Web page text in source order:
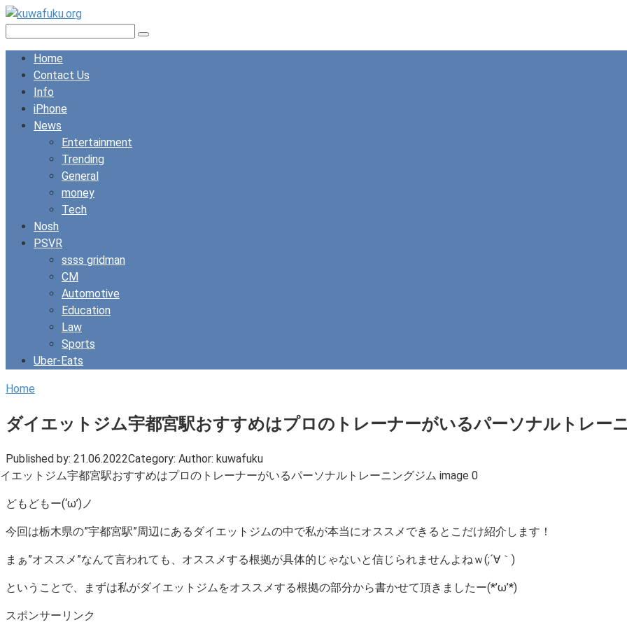
Skip
Home
Contact Us
Info
iPhone
News
Entertainment
Trending
General
money
Tech
Nosh
PSVR
ssss gridman
CM
Automotive
Education
Law
Sports
Uber-Eats
Home
ダイエットジム宇都宮駅おすすめはプロのトレーナーがいるパーソナルトレー
Published by: 21.06.2022Category: Author: kuwafuku
どもどもー(‘ω’)ノ
今回は栃木県の”宇都宮駅”周辺にあるダイエットジムの中で私が本当にオススメ できるとこだけ紹介します！
まぁ”オススメ”なんて言われても、 オススメする根拠が具体的 じゃないと信じられませんよねｗ(;´∀｀)
ということで、まずは私がダイエットジムをオススメする根拠の部分から書かせて頂きましたー(*’ω’*)
スポンサーリンク